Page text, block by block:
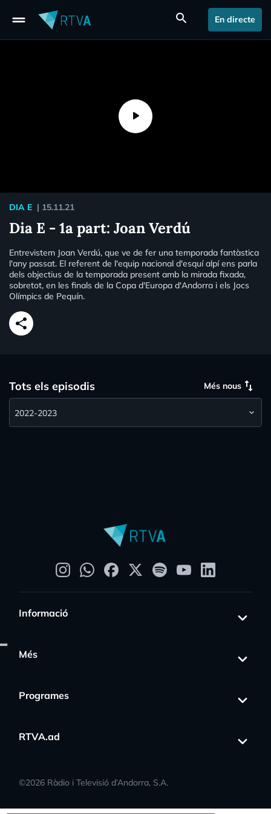
drag_handle search En directe
DIA E | 15.11.21
Dia E - 1a part: Joan Verdú
Entrevistem Joan Verdú, que ve de fer una temporada fantàstica
l'any passat. El referent de l'equip nacional d'esquí alpí ens parla
dels objectius de la temporada present amb la mirada fixada,
sobretot, en les finals de la Copa d'Europa d'Andorra i els Jocs
Olímpics de Pequín.
share
Tots els episodis Més nous swap_vert
Informació
Més
Programes
RTVA.ad
©2026 Ràdio i Televisió d’Andorra, S.A.